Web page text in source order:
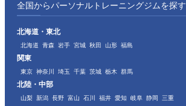
全国からパーソナルトレーニングジムを探す
北海道・東北
北海道 青森 岩手 宮城 秋田 山形 福島
関東
東京 神奈川 埼玉 千葉 茨城 栃木 群馬
北陸・中部
山梨 新潟 長野 富山 石川 福井 愛知 岐阜 静岡 三重